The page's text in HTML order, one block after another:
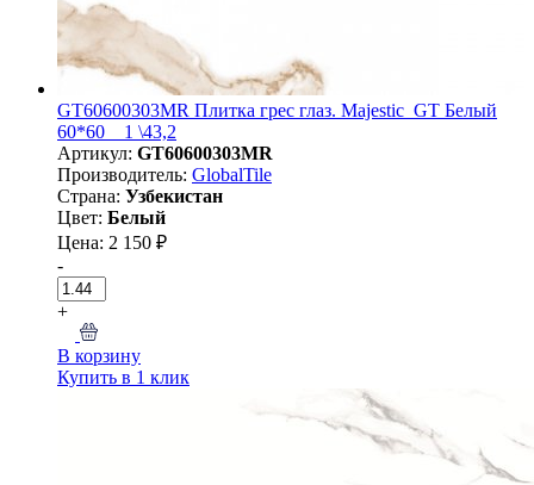
GT60600303MR Плитка грес глаз. Majestic_GT Белый
60*60 _ 1 \43,2
Артикул: GT60600303MR
Производитель: GlobalTile
Страна: Узбекистан
Цвет: Белый
Цена: 2 150 ₽
-
+
В корзину
Купить в 1 клик